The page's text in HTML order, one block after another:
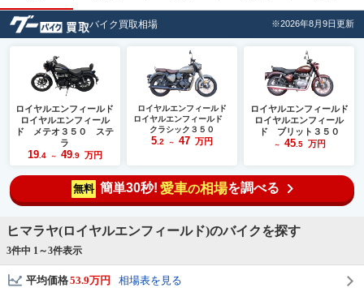
バイク買取相場 ※2026年8月9日更新
ロイヤルエンフィールド
ロイヤルエンフィール
ド メテオ３５０ ステ
ラ
19.4 ～ 49.9 万円
ロイヤルエンフィールド
ロイヤルエンフィールド
クラシック３５０
5 .2 ～ 47 万円
ロイヤルエンフィールド
ロイヤルエンフィール
ド ブリット３５０
～ 45.5 万円
無料 簡単30秒! 愛車の相場を調べる
ヒマラヤ(ロイヤルエンフィールド)のバイクを探す
3件中 1～3件表示
平均価格53.9万円 相場表を見る